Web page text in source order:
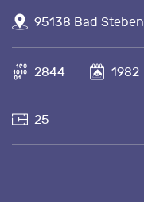
95138 Bad Steben
2844 1982
25